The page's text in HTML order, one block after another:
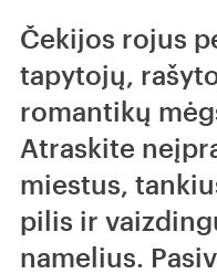
Čekijos rojus
tapytojų,
romantikų
Atraskite
miestus,
pilis ir
namelius.